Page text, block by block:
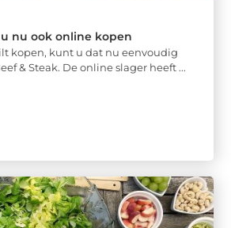
nu ook online kopen
kopen, kunt u dat nu eenvoudig
& Steak. De online slager heeft ...